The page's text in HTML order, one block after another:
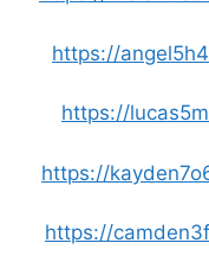
https://
https://
https://
https://